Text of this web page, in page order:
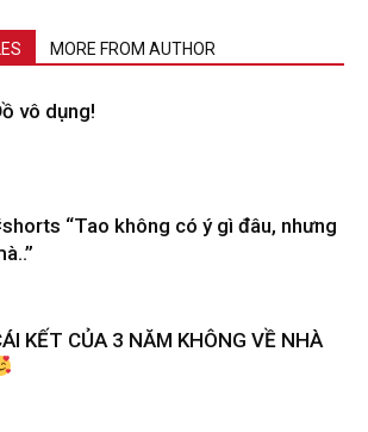
MORE FROM AUTHOR
vô dụng!
“Tao không có ý gì đâu, nhưng
KẾT CỦA 3 NĂM KHÔNG VỀ NHÀ